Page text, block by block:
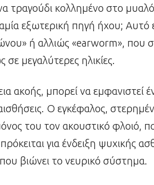
τραγούδι κολλημένο στο
εξωτερική πηγή ήχου; Αυτό
ή αλλιώς «earworm», που
μεγαλύτερες ηλικίες.
ακοής, μπορεί να εμφανιστεί
Ο εγκέφαλος,
του τον ακουστικό φλοιό,
για ένδειξη ψυχικής
βιώνει το νευρικό σύστημα.